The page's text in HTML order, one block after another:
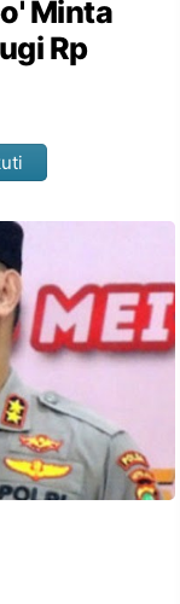
Minta
Rp